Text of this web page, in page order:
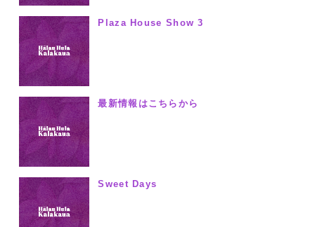
Plaza House Show 3
最新情報はこちらから
Sweet Days